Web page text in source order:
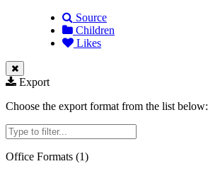
Source
Children
Likes
Export
Choose the export format from the list below:
Filter
Office Formats (1)